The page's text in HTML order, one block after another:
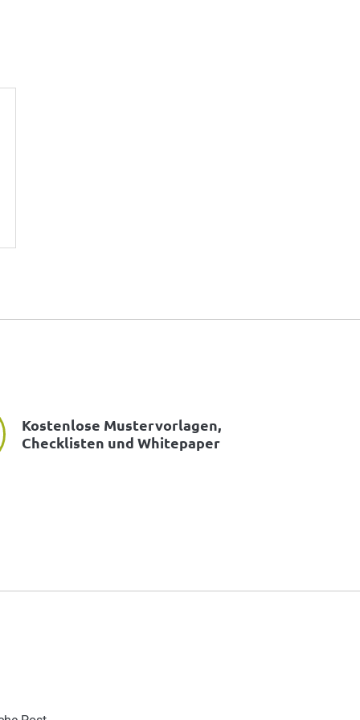
Kostenlose Mustervorlagen,
Checklisten und Whitepaper